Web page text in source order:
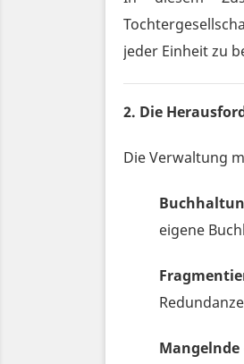
jeder Einheit zu
2. Die
Die Verwaltung
eigene